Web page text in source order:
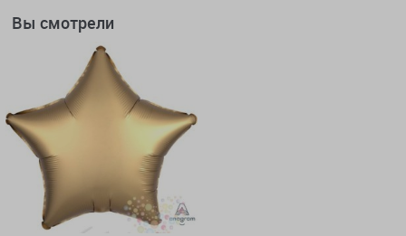
Вы смотрели